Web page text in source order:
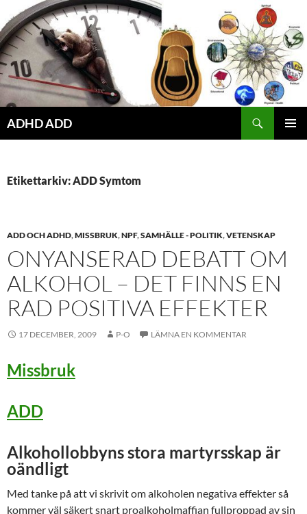
Hoppa
till
innehåll
ADHD ADD
Etikettarkiv: ADD Symtom
ADD OCH ADHD,MISSBRUK,NPF,SAMHÄLLE - POLITIK,VETENSKAP
ONYANSERAD DEBATT OM
ALKOHOL – DET FINNS EN
RAD POSITIVA EFFEKTER
17 DECEMBER, 2009 P-O LÄMNA EN KOMMENTAR
Missbruk
ADD
Alkohollobbyns stora martyrsskap är
oändligt
Med tanke på att vi skrivit om alkoholen negativa effekter så
kommer väl säkert snart proalkoholmaffian fullproppad av sin